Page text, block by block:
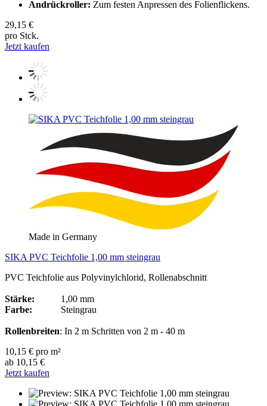
Andrückroller: Zum festen Anpressen des Folienflickens.
29,15 €
pro Stck.
Jetzt kaufen
Made in Germany
SIKA PVC Teichfolie 1,00 mm steingrau
PVC Teichfolie aus Polyvinylchlorid, Rollenabschnitt
Stärke: 1,00 mm
Farbe: Steingrau
Rollenbreiten: In 2 m Schritten von 2 m - 40 m
10,15 € pro m²
ab 10,15 €
Jetzt kaufen